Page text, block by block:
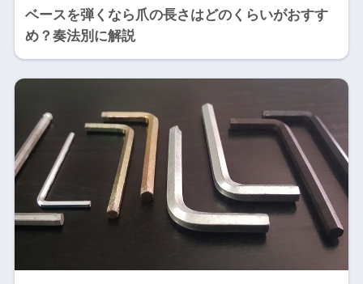
ベースを弾くなら爪の長さはどのくらいがおすす
め？奏法別に解説